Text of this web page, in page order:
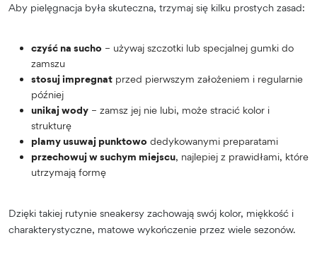
Aby pielęgnacja była skuteczna, trzymaj się kilku prostych zasad:
czyść na sucho – używaj szczotki lub specjalnej gumki do
zamszu
stosuj impregnat przed pierwszym założeniem i regularnie
później
unikaj wody – zamsz jej nie lubi, może stracić kolor i
strukturę
plamy usuwaj punktowo dedykowanymi preparatami
przechowuj w suchym miejscu, najlepiej z prawidłami, które
utrzymają formę
Dzięki takiej rutynie sneakersy zachowają swój kolor, miękkość i
charakterystyczne, matowe wykończenie przez wiele sezonów.